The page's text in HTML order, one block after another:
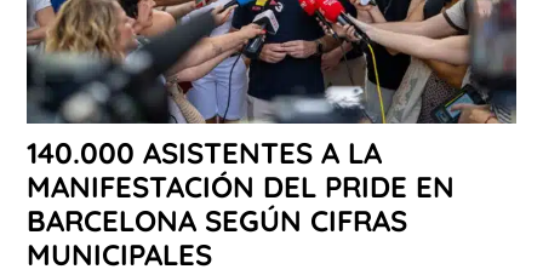
140.000 ASISTENTES A LA
MANIFESTACIÓN DEL PRIDE EN
BARCELONA SEGÚN CIFRAS
MUNICIPALES